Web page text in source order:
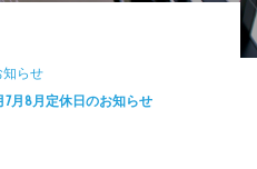
知らせ
7月8月定休日のお知らせ